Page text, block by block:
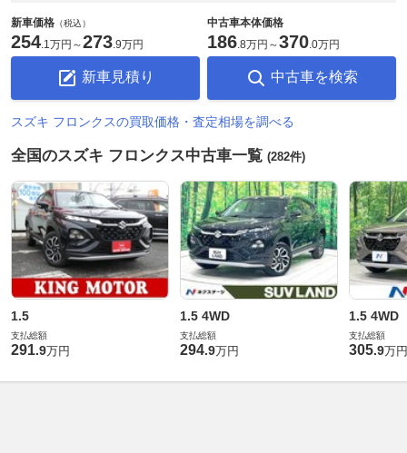
新車価格 （税込）
254.1万円 ～273.9万円
新車見積り
中古車本体価格
186.8万円 ～370.0万円
中古車を検索
スズキ フロンクスの買取価格・査定相場を調べる
全国のスズキ フロンクス中古車一覧 (282件)
1.5
支払総額
291.9万円
1.5 4WD
支払総額
294.9万円
1.5 4WD
支払総額
305.9万円